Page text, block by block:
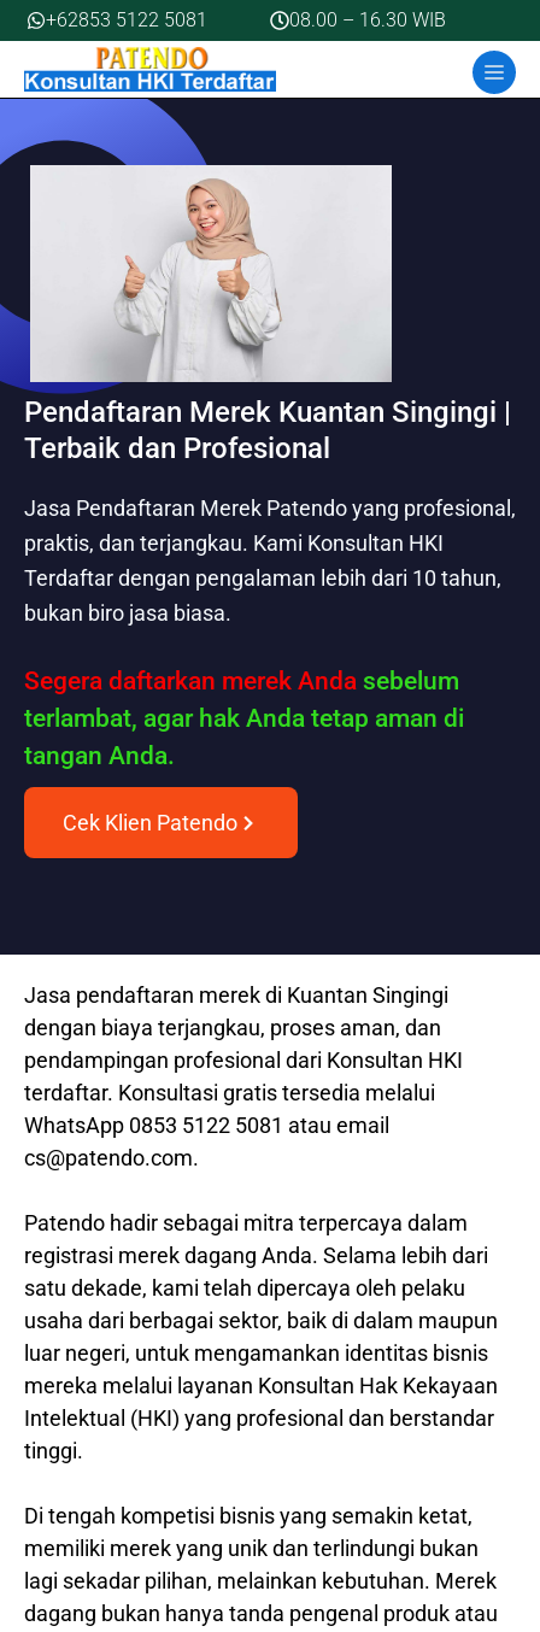
Skip
to
content
+62853 5122 5081 08.00 – 16.30 WIB
Pendaftaran Merek Kuantan Singingi |
Terbaik dan Profesional
Jasa Pendaftaran Merek Patendo yang profesional,
praktis, dan terjangkau. Kami Konsultan HKI
Terdaftar dengan pengalaman lebih dari 10 tahun,
bukan biro jasa biasa.
Segera daftarkan merek Anda sebelum
terlambat, agar hak Anda tetap aman di
tangan Anda.
Cek Klien Patendo
Jasa pendaftaran merek di Kuantan Singingi
dengan biaya terjangkau, proses aman, dan
pendampingan profesional dari Konsultan HKI
terdaftar. Konsultasi gratis tersedia melalui
WhatsApp 0853 5122 5081 atau email
cs@patendo.com.
Patendo hadir sebagai mitra terpercaya dalam
registrasi merek dagang Anda. Selama lebih dari
satu dekade, kami telah dipercaya oleh pelaku
usaha dari berbagai sektor, baik di dalam maupun
luar negeri, untuk mengamankan identitas bisnis
mereka melalui layanan Konsultan Hak Kekayaan
Intelektual (HKI) yang profesional dan berstandar
tinggi.
Di tengah kompetisi bisnis yang semakin ketat,
memiliki merek yang unik dan terlindungi bukan
lagi sekadar pilihan, melainkan kebutuhan. Merek
dagang bukan hanya tanda pengenal produk atau